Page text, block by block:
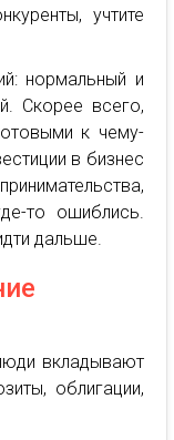
учтите
нормальный и
Скорее всего,
к чему-
в бизнес
то ошиблись.
дальше.
вкладывают
облигации,